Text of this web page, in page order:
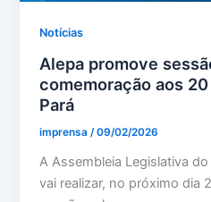
Notícias
Alepa promove
comemoração aos
Pará
imprensa /09/02/2026
A Assembleia Legislativa
vai realizar, no próximo dia